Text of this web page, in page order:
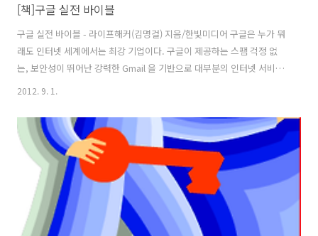
[책]구글 실전 바이블
구글 실전 바이블 - 라이프해커(김명걸) 지음/한빛미디어 구글은 누가 뭐
래도 인터넷 세계에서는 최강 기업이다. 구글이 제공하는 스팸 걱정 없
는, 보안성이 뛰어난 강력한 Gmail 을 기반으로 대부분의 인터넷 서비스
들이 연계되어 있고(트위터, 페이스북, 에버노트, 너무 많다) 파워풀한 일
(SMS,메일, 팝업)을 제공받으며 구글리더덕분에 수백 개의 블로그 글과
최근 게시판을 한 곳에서 편안하게 볼 수 있게 되었다. 늦게 시작해서 남
탕이라는 얘기를 듣기는 하지만, 내가 써 본 SNS 중 웹과 폰 인터페이스
가 가장 좋은 구글 + , 무한대로 업로드 가능한 사진 관리 프로그램 피카
사, 그리고 언제나 PC 를 키면 가장 먼저 사용하게 되는 구글 크롬..
2012. 9. 1.